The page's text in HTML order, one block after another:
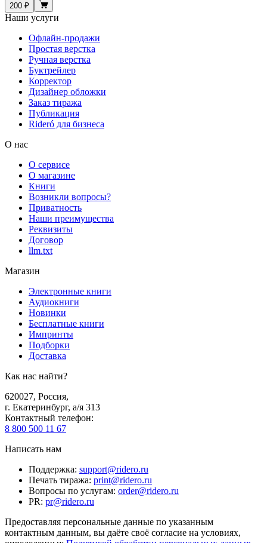
200 ₽
Наши услуги
Офлайн-продажи
Простая верстка
Ручная верстка
Буктрейлер
Корректор
Дизайнер обложки
Заказ тиража
Публикация
Rideró для бизнеса
О нас
О сервисе
О магазине
Книги
Возникли вопросы?
Приватность
Наши преимущества
Реквизиты
Договор
llm.txt
Магазин
Электронные книги
Аудиокниги
Новинки
Бесплатные книги
Импринты
Подборки
Доставка
Как нас найти?
620027, Россия,
г. Екатеринбург, а/я 313
Контактный телефон:
8 800 500 11 67
Написать нам
Поддержка: support@ridero.ru
Печать тиража: print@ridero.ru
Вопросы по услугам: order@ridero.ru
PR: pr@ridero.ru
Предоставляя персональные данные по указанным
контактным данным, вы даёте своё согласие на условиях,